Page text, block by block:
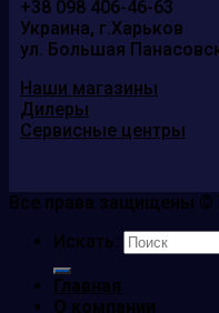
+38 098 406-46-63
Украина, г.Харьков
ул. Большая
Наши магазины
Дилеры
Сервисные центры
Все права защищены ©
Искать:
Главная
О компании